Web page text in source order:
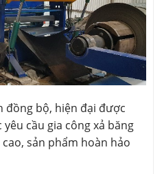
đồng bộ, hiện đại được
cầu gia công xả băng
sản phẩm hoàn hảo